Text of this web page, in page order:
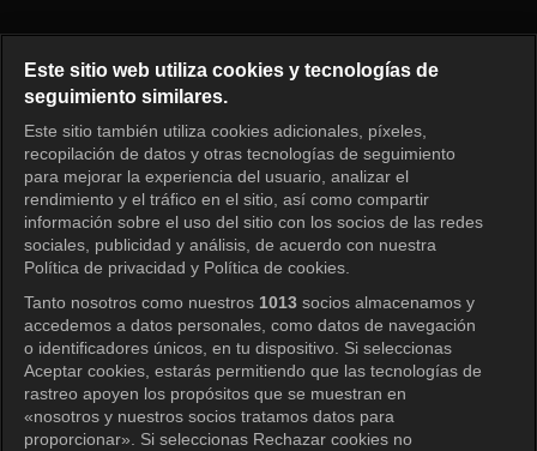
Iniciar sesión
Este sitio web utiliza cookies y tecnologías de
seguimiento similares.
Este sitio también utiliza cookies adicionales, píxeles,
recopilación de datos y otras tecnologías de seguimiento
para mejorar la experiencia del usuario, analizar el
rendimiento y el tráfico en el sitio, así como compartir
información sobre el uso del sitio con los socios de las redes
sociales, publicidad y análisis, de acuerdo con nuestra
Política de privacidad y Política de cookies.
Tanto nosotros como nuestros 1013 socios almacenamos y
accedemos a datos personales, como datos de navegación
o identificadores únicos, en tu dispositivo. Si seleccionas
Aceptar cookies, estarás permitiendo que las tecnologías de
rastreo apoyen los propósitos que se muestran en
«nosotros y nuestros socios tratamos datos para
proporcionar». Si seleccionas Rechazar cookies no